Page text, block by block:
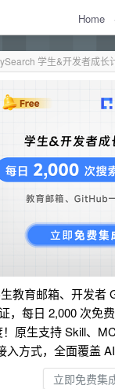
Home
学生&开发者成长
教育邮箱、开发者
，每日 2,000 次免
！原生支持 Skill、
入方式，全面覆盖 AI
立即免费集